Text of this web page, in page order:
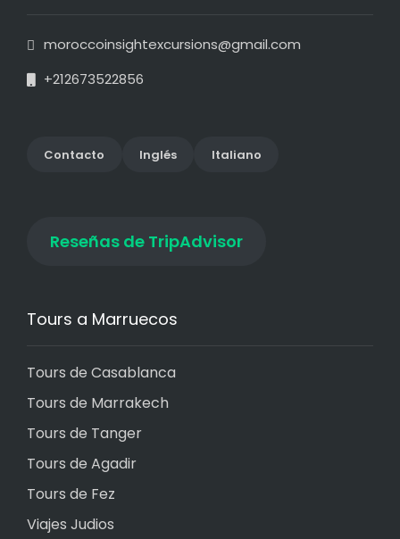
moroccoinsightexcursions@gmail.com
+212673522856
Contacto Inglés Italiano
Reseñas de TripAdvisor
Tours a Marruecos
Tours de Casablanca
Tours de Marrakech
Tours de Tanger
Tours de Agadir
Tours de Fez
Viajes Judios